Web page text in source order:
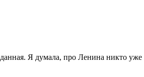
Я думала, про Ленина никто